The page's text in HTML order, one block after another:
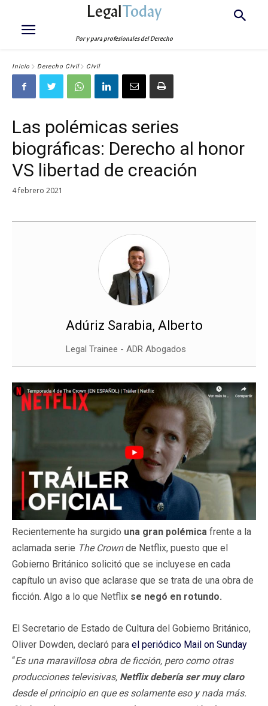
LegalToday
Por y para profesionales del Derecho
Inicio Derecho Civil Civil
Las polémicas series
biográficas: Derecho al honor
VS libertad de creación
4 febrero 2021
Adúriz Sarabia, Alberto
Legal Trainee - ADR Abogados
Recientemente ha surgido una gran polémica frente a la
aclamada serie The Crownde Netflix, puesto que el
Gobierno Británico solicitó que se incluyese en cada
capítulo un aviso que aclarase que se trata de una obra de
ficción. Algo a lo que Netflix se negó en rotundo.
El Secretario de Estado de Cultura del Gobierno Británico,
Oliver Dowden, declaró para el periódico Mail on Sunday
“Es una maravillosa obra de ficción, pero como otras
producciones televisivas, Netflix debería ser muy claro
desde el principio en que es solamente eso y nada más.